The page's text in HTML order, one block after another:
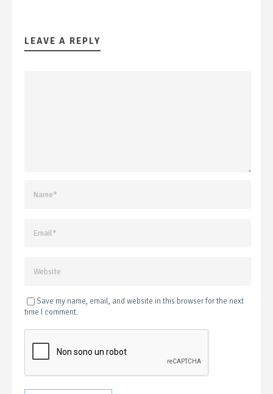
LEAVE A REPLY
Save my name, email, and website in this browser for the next
time I comment.